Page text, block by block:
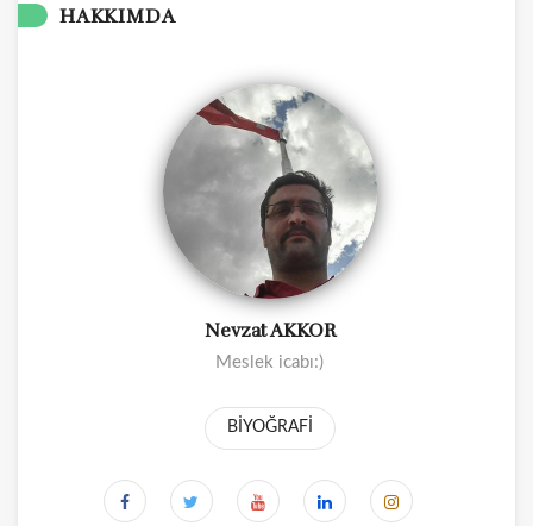
HAKKIMDA
Nevzat AKKOR
Meslek icabı:)
BİYOĞRAFİ